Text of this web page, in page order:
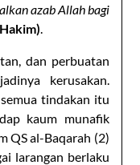
azab Allah bagi
.
dan perbuatan
kerusakan.
tindakan itu
kaum munafik
QS al-Baqarah (2)
larangan berlaku